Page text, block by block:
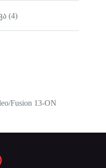
(4)
Fusion 13-ON